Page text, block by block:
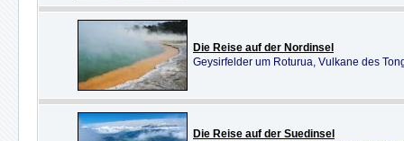
Die Reise auf der Nordinsel
Geysirfelder um Roturua, Vulkane des
Die Reise auf der Suedinsel